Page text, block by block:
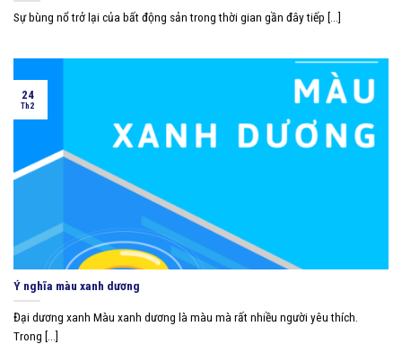
Sự bùng nổ trở lại của bất động sản trong thời gian gần đây tiếp [...]
Ý nghĩa màu xanh dương
Đại dương xanh Màu xanh dương là màu mà rất nhiều người yêu thích.
Trong [...]
24
Th2